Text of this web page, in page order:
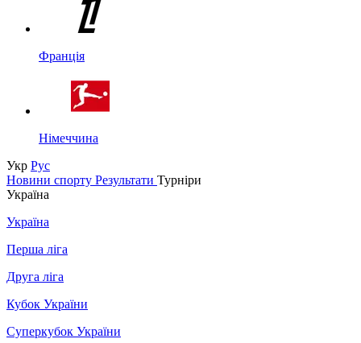
Франція
Німеччина
Укр Рус
Новини спорту Результати Турніри
Україна
Україна
Перша ліга
Друга ліга
Кубок України
Суперкубок України